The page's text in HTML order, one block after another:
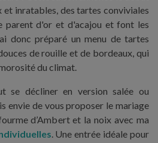
et inratables, des tartes conviviales
parent d'or et d'acajou et font les
donc préparé un menu de tartes
de rouille et de bordeaux, qui
du climat.
se décliner en version salée ou
envie de vous proposer le mariage
d’Ambert et la noix avec ma
. Une entrée idéale pour